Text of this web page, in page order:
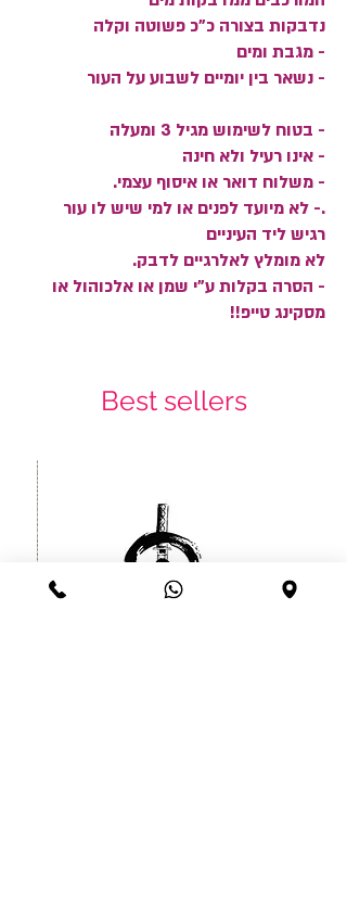
נדבקות בצורה כ"כ פשוטה וקלה
- מגבת ומים
- נשאר בין יומיים לשבוע על העור
- בטוח לשימוש מגיל 3 ומעלה
- אינו רעיל ולא חינה
- משלוח דואר או איסוף עצמי.
.- לא מיועד לפנים או למי שיש לו עור
רגיש ליד העיניים
לא מומלץ לאלרגיים לדבק.
- הסרה בקלות ע"י שמן או אלכוהול או
מסקינג טייפ!!
Best sellers